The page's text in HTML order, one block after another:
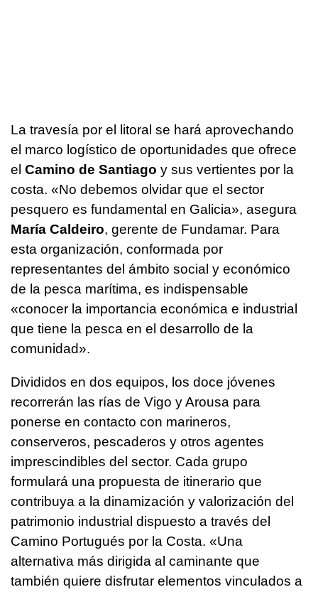
La travesía por el litoral se hará aprovechando
el marco logístico de oportunidades que ofrece
el Camino de Santiago y sus vertientes por la
costa. «No debemos olvidar que el sector
pesquero es fundamental en Galicia», asegura
María Caldeiro, gerente de Fundamar. Para
esta organización, conformada por
representantes del ámbito social y económico
de la pesca marítima, es indispensable
«conocer la importancia económica e industrial
que tiene la pesca en el desarrollo de la
comunidad».
Divididos en dos equipos, los doce jóvenes
recorrerán las rías de Vigo y Arousa para
ponerse en contacto con marineros,
conserveros, pescaderos y otros agentes
imprescindibles del sector. Cada grupo
formulará una propuesta de itinerario que
contribuya a la dinamización y valorización del
patrimonio industrial dispuesto a través del
Camino Portugués por la Costa. «Una
alternativa más dirigida al caminante que
también quiere disfrutar elementos vinculados a